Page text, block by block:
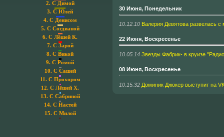
2. С Димой
3. С Юлей
4. С Денисом
5. С Согдианой
6. С Лёшей К.
7. С Зарой
8. С Викой
9. С Ромой
10. С Сашей
11. С Прохором
12. С Лёшей Х.
13. С Сабриной
14. С Настей
15. С Милой
30 Июня, Понедельник
10.12.10 Валерия Девятова развелась
22 Июня, Воскресенье
10.05.14 Звезды Фабрик- в круизе
08 Июня, Воскресенье
10.15.32 Доминик Джокер выступит на